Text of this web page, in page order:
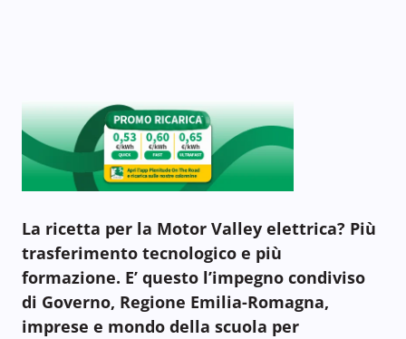
La ricetta per la Motor Valley elettrica? Più
trasferimento tecnologico e più
formazione. E’ questo l’impegno condiviso
di Governo, Regione Emilia-Romagna,
imprese e mondo della scuola per